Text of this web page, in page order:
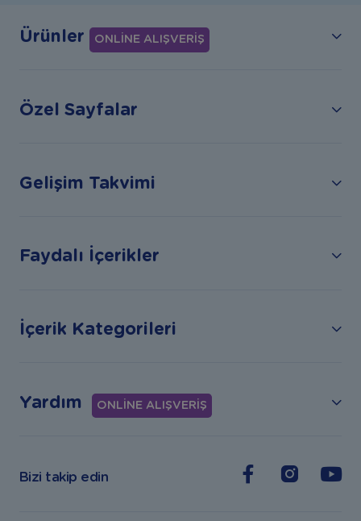
Ürünler ONLİNE ALIŞVERİŞ
Özel Sayfalar
Gelişim Takvimi
Faydalı İçerikler
İçerik Kategorileri
Yardım ONLİNE ALIŞVERİŞ
Bizi takip edin